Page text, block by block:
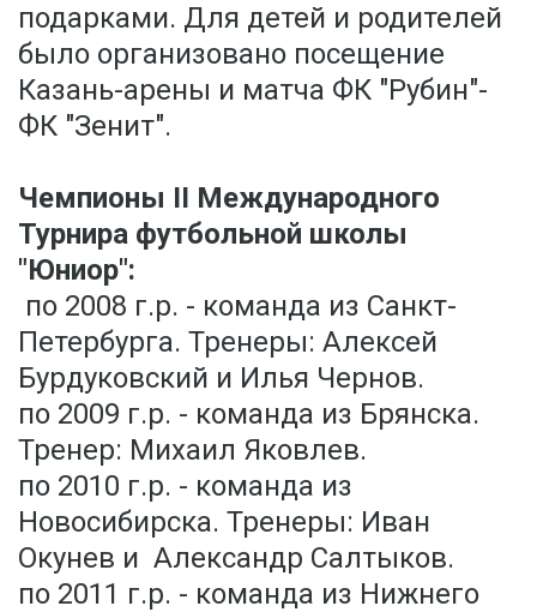
подарками. Для детей и родителей
было организовано посещение
Казань-арены и матча ФК "Рубин"-
ФК "Зенит".
Чемпионы II Международного
Турнира футбольной школы
"Юниор":
по 2008 г.р. - команда из Санкт-
Петербурга. Тренеры: Алексей
Бурдуковский и Илья Чернов.
по 2009 г.р. - команда из Брянска.
Тренер: Михаил Яковлев.
по 2010 г.р. - команда из
Новосибирска. Тренеры: Иван
Окунев и Александр Салтыков.
по 2011 г.р. - команда из Нижнего